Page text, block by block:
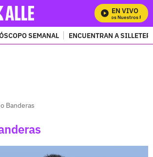
EN VIVO
Mira Todos Nuestros
SEMANAL ENCUENTRAN A
Banderas